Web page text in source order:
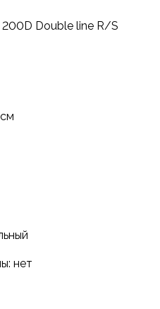
Double line R/S
нет